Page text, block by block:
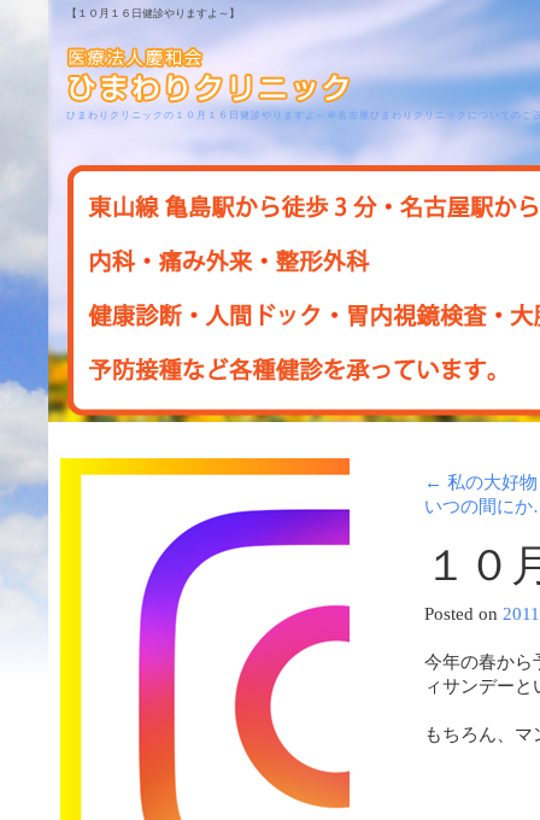
【１０月１６日健診やりますよ～】
ひまわりクリニックの１０月１６日健診やりますよ～＠名古屋ひまわりクリニックについてのご
← 私の大好
いつの間に
１０
Posted on
今年の春から
ィサンデー
もちろん、